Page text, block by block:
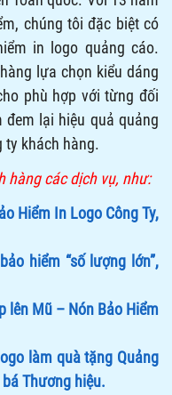
chúng tôi đặc biệt có
in logo quảng cáo.
lựa chọn kiểu dáng
phù hợp với từng đối
lại hiệu quả quảng
ty khách hàng.
hàng các dịch vụ, như:
Hiểm In Logo Công Ty,
hiểm “số lượng lớn”,
lên Mũ – Nón Bảo Hiểm
làm quà tặng Quảng
Thương hiệu.